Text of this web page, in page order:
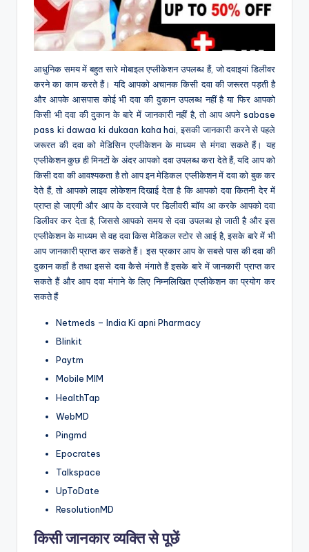
आधुनिक समय में बहुत सारे मोबाइल एप्लीकेशन उपलब्ध हैं, जो दवाइयां डिलीवर
करने का काम करते हैं। यदि आपको अचानक किसी दवा की जरूरत पड़ती है
और आपके आसपास कोई भी दवा की दुकान उपलब्ध नहीं है या फिर आपको
किसी भी दवा की दुकान के बारे में जानकारी नहीं है, तो आप अपने sabase
pass ki dawaa ki dukaan kaha hai, इसकी जानकारी करने से पहले
जरूरत की दवा को मेडिसिन एप्लीकेशन के माध्यम से मंगवा सकते हैं। यह
एप्लीकेशन कुछ ही मिनटों के अंदर आपको दवा उपलब्ध करा देते हैं, यदि आप को
किसी दवा की आवश्यकता है तो आप इन मेडिकल एप्लीकेशन में दवा को बुक कर
देते हैं, तो आपको लाइव लोकेशन दिखाई देता है कि आपको दवा कितनी देर में
प्राप्त हो जाएगी और आप के दरवाजे पर डिलीवरी ब्वॉय आ करके आपको दवा
डिलीवर कर देता है, जिससे आपको समय से दवा उपलब्ध हो जाती है और इस
एप्लीकेशन के माध्यम से वह दवा किस मेडिकल स्टोर से आई है, इसके बारे में भी
आप जानकारी प्राप्त कर सकते हैं। इस प्रकार आप के सबसे पास की दवा की
दुकान कहाँ है तथा इससे दवा कैसे मंगाते हैं इसके बारे में जानकारी प्राप्त कर
सकते हैं और आप दवा मंगाने के लिए निम्नलिखित एप्लीकेशन का प्रयोग कर
सकते हैं
Netmeds – India Ki apni Pharmacy
Blinkit
Paytm
Mobile MIM
HealthTap
WebMD
Pingmd
Epocrates
Talkspace
UpToDate
ResolutionMD
किसी जानकार व्यक्ति से पूछें